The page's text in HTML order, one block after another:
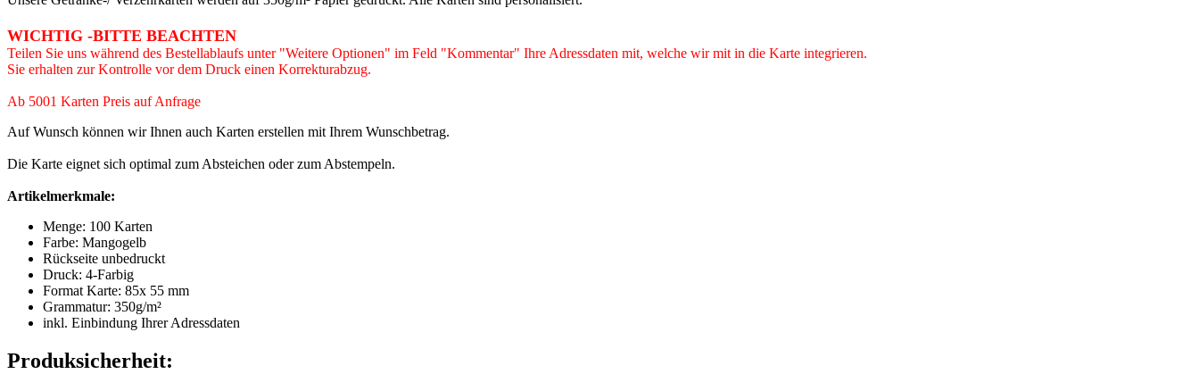
WICHTIG -BITTE BEACHTEN
Teilen Sie uns während des Bestellablaufs unter "Weitere Optionen" im Feld "Kommentar" Ihre Adressdaten mit, welche wir mit in die Karte integrieren.
Sie erhalten zur Kontrolle vor dem Druck einen Korrekturabzug.
Ab 5001 Karten Preis auf Anfrage
Auf Wunsch können wir Ihnen auch Karten erstellen mit Ihrem Wunschbetrag.
Die Karte eignet sich optimal zum Absteichen oder zum Abstempeln.
Artikelmerkmale:
Menge: 100 Karten
Farbe: Mangogelb
Rückseite unbedruckt
Druck: 4-Farbig
Format Karte: 85x 55 mm
Grammatur: 350g/m²
inkl. Einbindung Ihrer Adressdaten
Produksicherheit: